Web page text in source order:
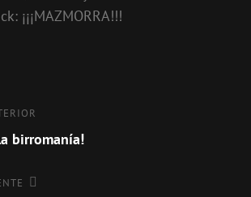
¡¡¡MAZMORRA!!!
birromanía!